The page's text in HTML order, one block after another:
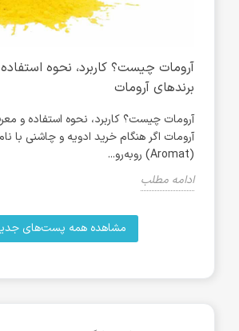
آرومات چیست؟ کاربرد، نحوه
برندهای آرومات
آرومات چیست؟ کاربرد، نحوه استفاده و
آرومات اگر هنگام خرید ادویه و چاشنی با
(Aromat) روبه‌رو...
ادامه مطلب
مشاهده همه پست‌های